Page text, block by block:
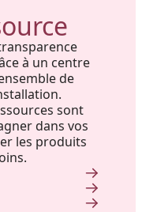
à un centre
de
sont
dans vos
les produits